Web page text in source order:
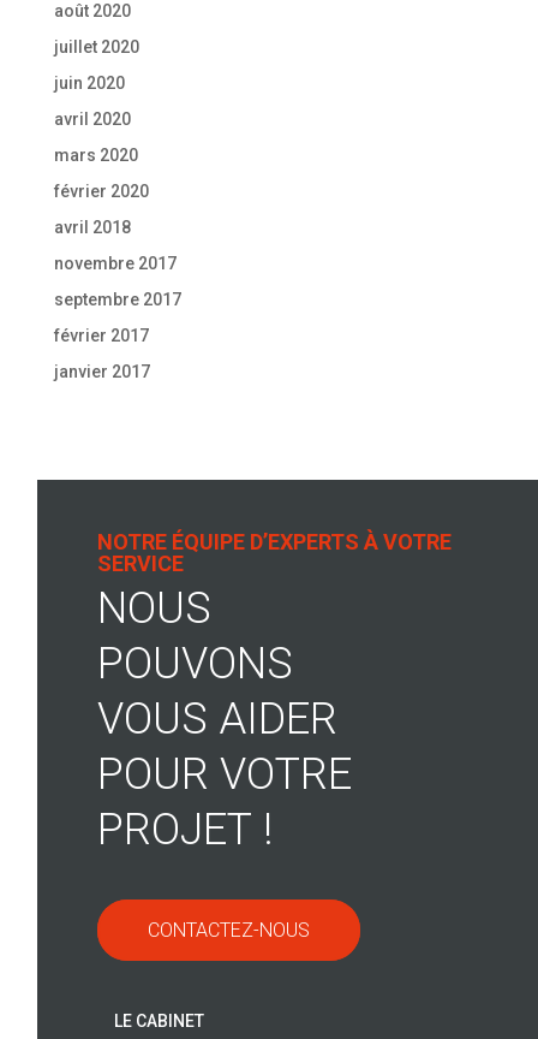
août 2020
juillet 2020
juin 2020
avril 2020
mars 2020
février 2020
avril 2018
novembre 2017
septembre 2017
février 2017
janvier 2017
NOTRE ÉQUIPE D’EXPERTS À VOTRE
SERVICE
NOUS
POUVONS
VOUS AIDER
POUR VOTRE
PROJET !
CONTACTEZ-NOUS
LE CABINET